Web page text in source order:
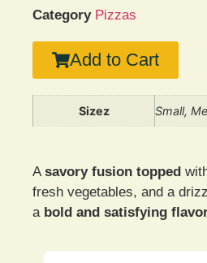
Category Pizzas
Add to Cart
Sizez Small,
Asavory fusion topped
fresh vegetables, and a
abold and satisfying